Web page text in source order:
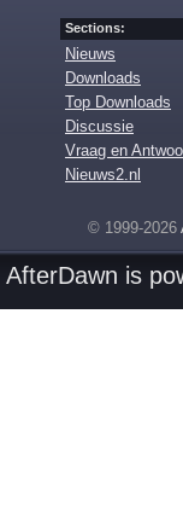
Sections:
Nieuws
Downloads
Top Downloads
Discussie
Vraag en
Nieuws2.nl
© 1999-2026
AfterDawn is